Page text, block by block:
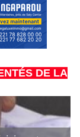
DE LA